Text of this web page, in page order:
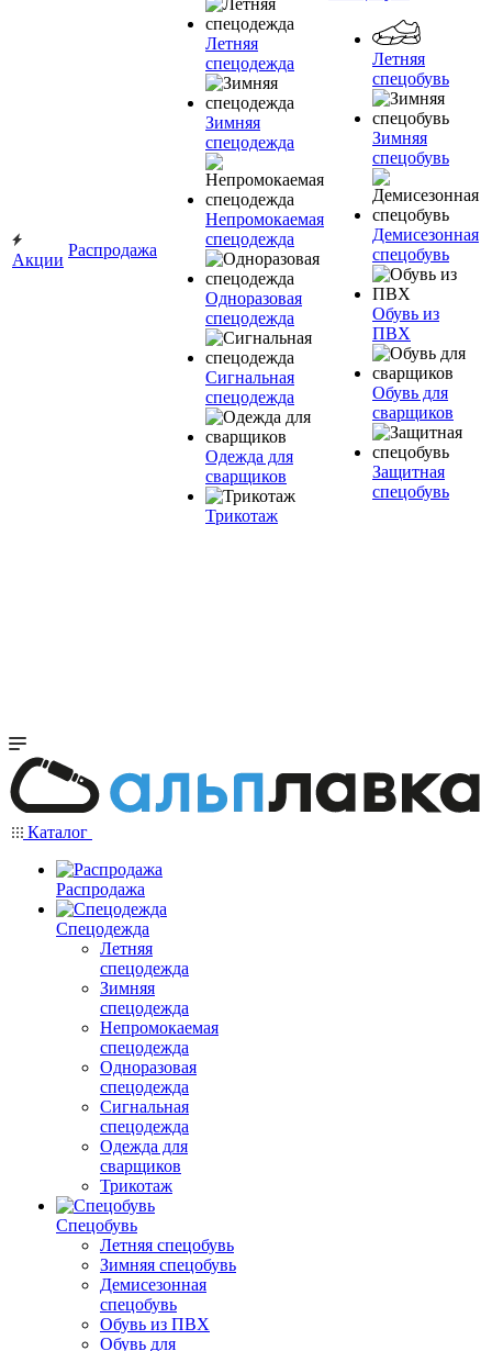
Акции
Распродажа
Летняя
спецодежда
Зимняя
спецодежда
Непромокаемая
спецодежда
Одноразовая
спецодежда
Сигнальная
спецодежда
Одежда для
сварщиков
Трикотаж
Летняя
спецобувь
Зимняя
спецобувь
Демисезонная
спецобувь
Обувь из
ПВХ
Обувь для
сварщиков
Защитная
спецобувь
Каталог
Распродажа
Спецодежда
Летняя
спецодежда
Зимняя
спецодежда
Непромокаемая
спецодежда
Одноразовая
спецодежда
Сигнальная
спецодежда
Одежда для
сварщиков
Трикотаж
Спецобувь
Летняя спецобувь
Зимняя спецобувь
Демисезонная
спецобувь
Обувь из ПВХ
Обувь для